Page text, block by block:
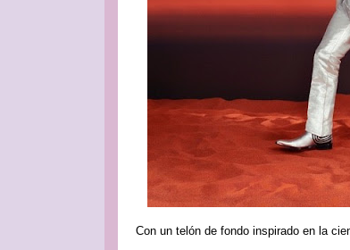
Con un telón de fondo inspirado en la